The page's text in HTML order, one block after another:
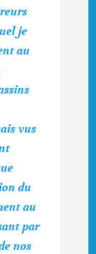
je
au
vus
du
au
par
nos